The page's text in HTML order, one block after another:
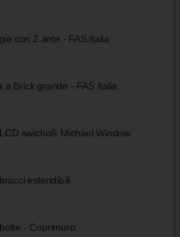
con 2 ante - FAS Italia
a Brick grande - FAS Italia
swicho® Michael Window
estendibili
- Coprimuro